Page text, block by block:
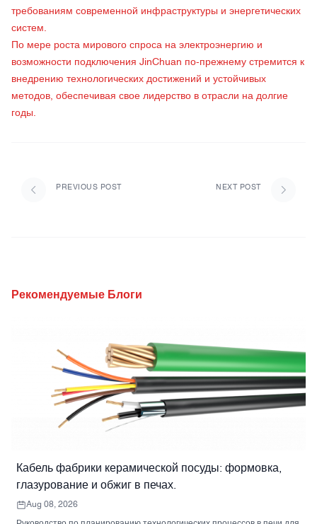
требованиям современной инфраструктуры и энергетических
систем.
По мере роста мирового спроса на электроэнергию и
возможности подключения JinChuan по-прежнему стремится к
внедрению технологических достижений и устойчивых
методов, обеспечивая свое лидерство в отрасли на долгие
годы.
PREVIOUS POST NEXT POST
Рекомендуемые Блоги
Кабель фабрики керамической посуды: формовка,
глазурование и обжиг в печах.
Aug 08, 2026